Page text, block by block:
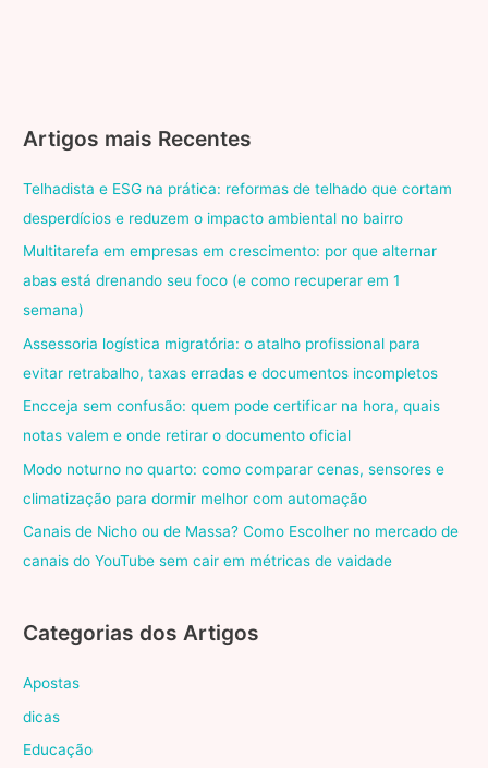
Artigos mais Recentes
Telhadista e ESG na prática: reformas de telhado que cortam
desperdícios e reduzem o impacto ambiental no bairro
Multitarefa em empresas em crescimento: por que alternar
abas está drenando seu foco (e como recuperar em 1
semana)
Assessoria logística migratória: o atalho profissional para
evitar retrabalho, taxas erradas e documentos incompletos
Encceja sem confusão: quem pode certificar na hora, quais
notas valem e onde retirar o documento oficial
Modo noturno no quarto: como comparar cenas, sensores e
climatização para dormir melhor com automação
Canais de Nicho ou de Massa? Como Escolher no mercado de
canais do YouTube sem cair em métricas de vaidade
Categorias dos Artigos
Apostas
dicas
Educação